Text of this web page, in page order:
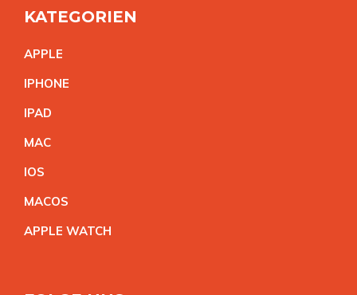
KATEGORIEN
APPLE
IPHONE
IPAD
MAC
IOS
MACOS
APPLE WATCH